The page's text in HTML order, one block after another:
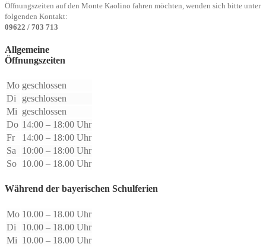
Öffnungszeiten auf den Monte Kaolino fahren möchten, wenden sich bitte unter
folgenden Kontakt:
09622 / 703 713
Allgemeine
Öffnungszeiten
Mo geschlossen
Di
geschlossen
Mi geschlossen
Do 14:00 – 18:00 Uhr
Fr
14:00 – 18:00 Uhr
Sa
10:00 – 18:00 Uhr
So 10.00 – 18.00 Uhr
Während der bayerischen Schulferien
Mo 10.00 – 18.00 Uhr
Di
10.00 – 18.00 Uhr
Mi 10.00 – 18.00 Uhr